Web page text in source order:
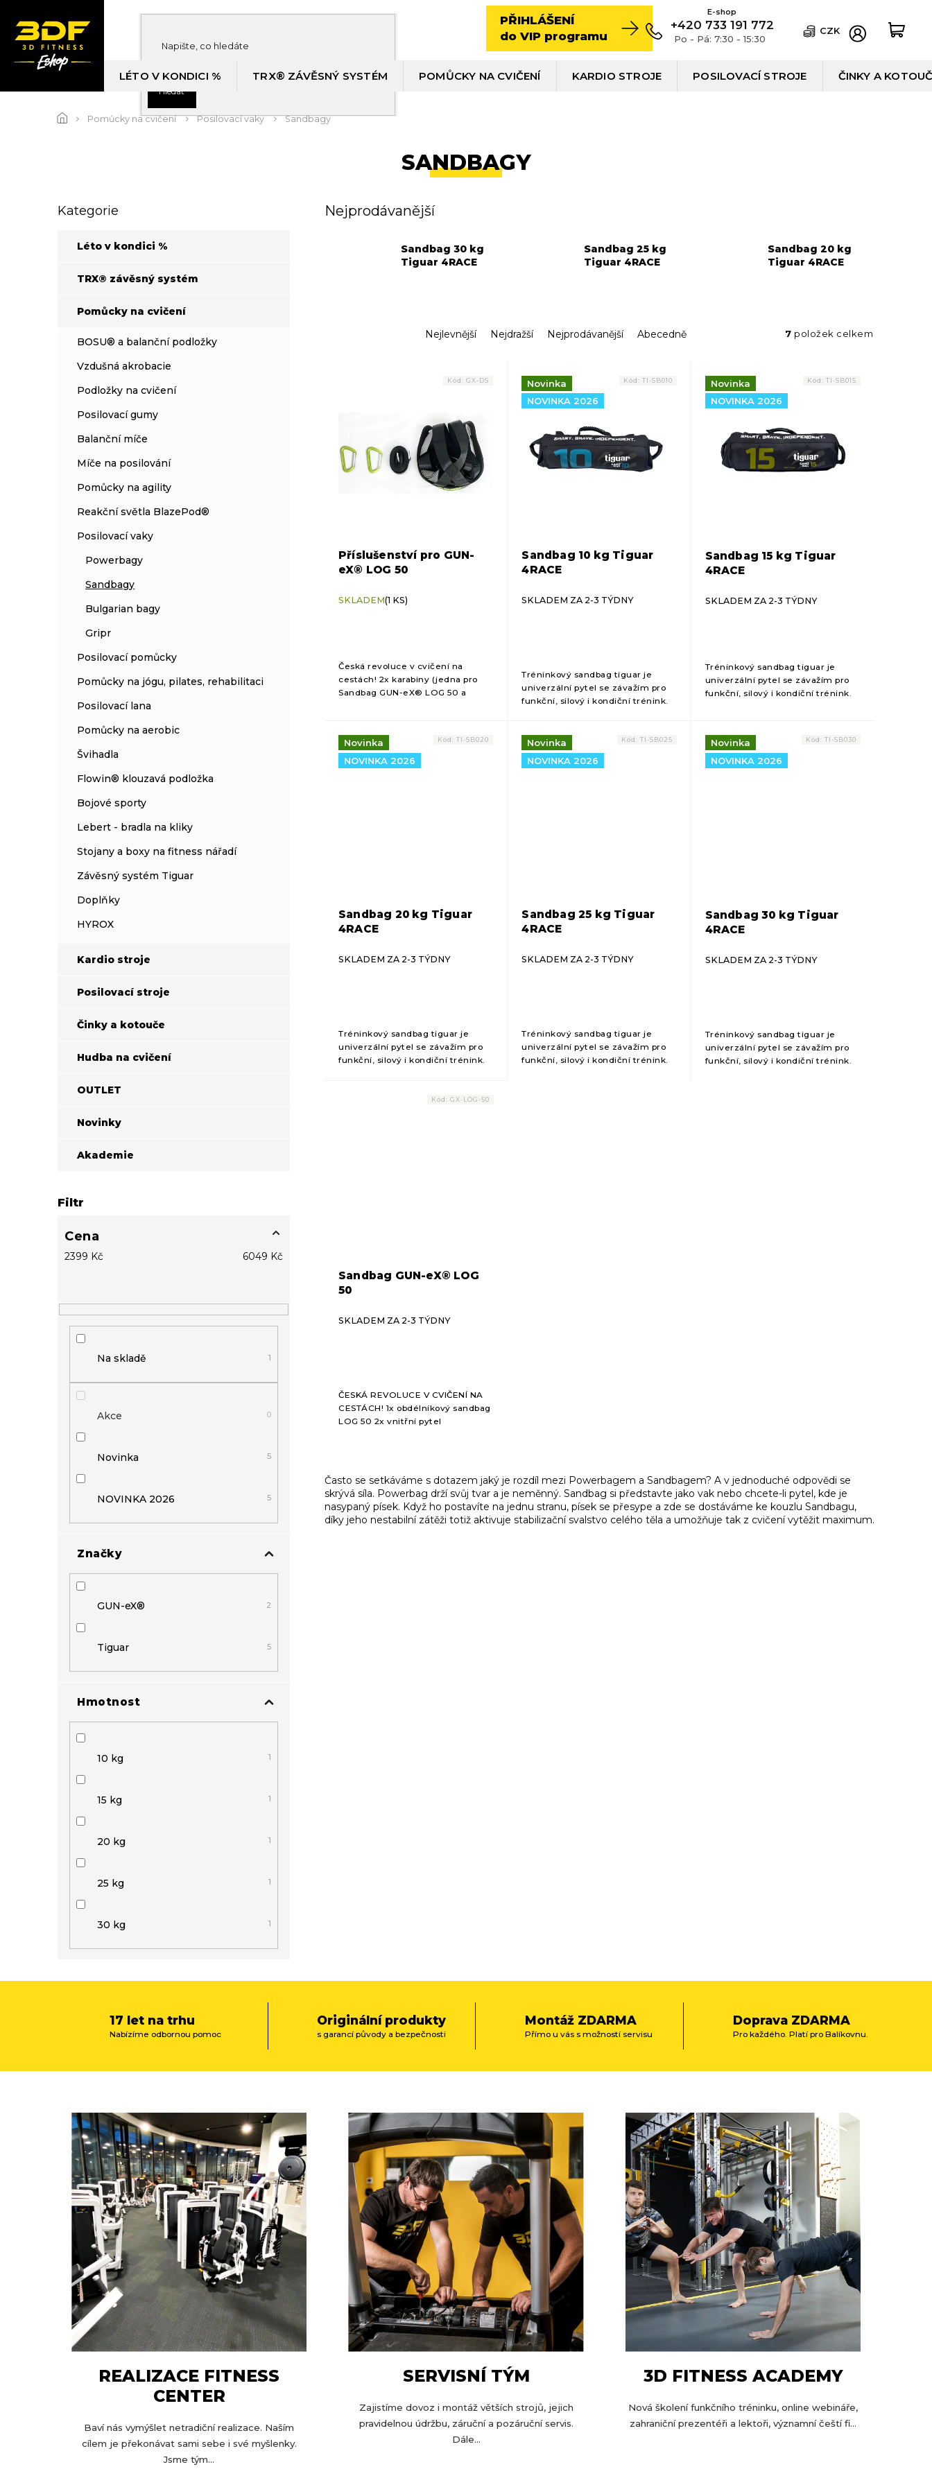
obsah
PŘIHLÁŠENÍ
do VIP programu
+420 733 191 772
Po - Pá: 7:30 - 15:30
CZK
Hledat
LÉTO V KONDICI % TRX® ZÁVĚSNÝ SYSTÉM POMŮCKY NA CVIČENÍ KARDIO STROJE POSILOVACÍ STROJE ČINKY A
Pomůcky na cvičení Posilovací vaky Sandbagy
SANDBAGY
o
Přeskočit
Kategorie
Léto v kondici %
TRX® závěsný systém
Pomůcky na cvičení
BOSU® a balanční podložky
Vzdušná akrobacie
Podložky na cvičení
Posilovací gumy
Balanční míče
Míče na posilování
Pomůcky na agility
Reakční světla BlazePod®
Posilovací vaky
Powerbagy
Sandbagy
Bulgarian bagy
Gripr
Posilovací pomůcky
Pomůcky na jógu, pilates, rehabilitaci
Posilovací lana
Pomůcky na aerobic
Švihadla
Flowin® klouzavá podložka
Bojové sporty
Lebert - bradla na kliky
Stojany a boxy na fitness nářadí
Závěsný systém Tiguar
Doplňky
HYROX
Kardio stroje
Posilovací stroje
Činky a kotouče
Hudba na cvičení
OUTLET
Novinky
Akademie
Filtr
Cena
2399 Kč 6049 Kč
Na skladě 1
Akce 0
Novinka 5
NOVINKA 2026 5
Značky
GUN-eX® 2
Tiguar 5
Hmotnost
10 kg 1
15 kg 1
20 kg 1
25 kg 1
30 kg 1
Nejprodávanější
Sandbag 30 kg
Tiguar 4RACE
Sandbag 25 kg
Tiguar 4RACE
Sandbag 20 kg
Tiguar 4RACE
Ř
r
o
d
u
Nejlevnější Nejdražší Nejprodávanější Abecedně 7 položek celkem
Příslušenství pro GUN-
eX® LOG 50
SKLADEM(1 KS)
Česká revoluce v cvičení na
cestách! 2x karabiny (jedna pro
Sandbag GUN-eX® LOG 50 a
Kód:GX-DS
Novinka
NOVINKA 2026
Sandbag 10 kg Tiguar
4RACE
SKLADEM ZA 2-3 TÝDNY
Tréninkový sandbag tiguar je
univerzální pytel se závažím pro
funkční, silový i kondiční trénink.
tělo a pomáhá...
Kód: TI-SB010
Novinka
NOVINKA 2026
Sandbag 15 kg Tiguar
4RACE
SKLADEM ZA 2-3 TÝDNY
Tréninkový sandbag tiguar je
univerzální pytel se závažím pro
funkční, silový i kondiční trénink.
tělo a pomáhá...
Kód: TI-SB015
Novinka
NOVINKA 2026
Sandbag 20 kg Tiguar
4RACE
SKLADEM ZA 2-3 TÝDNY
Tréninkový sandbag tiguar je
univerzální pytel se závažím pro
funkční, silový i kondiční trénink.
Kód:TI-SB020
Novinka
NOVINKA 2026
Sandbag 25 kg Tiguar
4RACE
SKLADEM ZA 2-3 TÝDNY
Tréninkový sandbag tiguar je
univerzální pytel se závažím pro
funkční, silový i kondiční trénink.
Kód: TI-SB025
Novinka
NOVINKA 2026
Sandbag 30 kg Tiguar
4RACE
SKLADEM ZA 2-3 TÝDNY
Tréninkový sandbag tiguar je
univerzální pytel se závažím pro
funkční, silový i kondiční trénink.
Kód: TI-SB030
Sandbag GUN-eX® LOG
50
SKLADEM ZA 2-3 TÝDNY
ČESKÁ REVOLUCE V CVIČENÍ NA
CESTÁCH! 1x obdélníkový sandbag
LOG 50 2x vnitřní pytel
Kód:GX-LOG-50
l
á
d
a
Často se setkáváme s dotazem jaký je rozdíl mezi Powerbagem a Sandbagem? A v jednoduché odpovědi se
skrývá síla. Powerbag drží svůj tvar a je neměnný. Sandbag si představte jako vak nebo chcete-li pytel, kde je
nasypaný písek. Když ho postavíte na jednu stranu, písek se přesype a zde se dostáváme ke kouzlu Sandbagu,
díky jeho nestabilní zátěži totiž aktivuje stabilizační svalstvo celého těla a umožňuje tak z cvičení vytěžit maximum.
17 let na trhu
Nabízíme odbornou pomoc
Originální produkty
s garancí původy a bezpečnosti
Montáž ZDARMA
Přímo u vás s možností servisu
Doprava ZDARMA
Pro každého. Platí pro Balíkovnu.
REALIZACE FITNESS
CENTER
Baví nás vymýšlet netradiční realizace. Naším
cílem je překonávat sami sebe i své myšlenky.
Jsme tým...
SERVISNÍ TÝM
Zajistíme dovoz i montáž větších strojů, jejich
pravidelnou údržbu, záruční a pozáruční servis.
Dále...
3D FITNESS ACADEMY
Nová školení funkčního tréninku, online webináře,
zahraniční prezentéři a lektoři, významní čeští fi...